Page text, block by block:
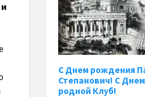
С Днем рождения
Степанович! С
родной Клуб!